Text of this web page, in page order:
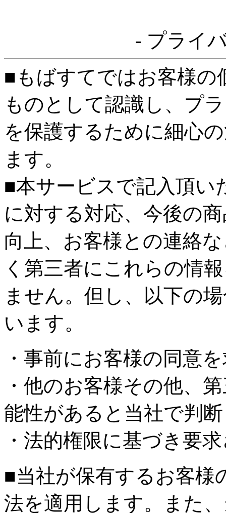
- プライ
■もばすてではお客様の
ものとして認識し、プ
を保護するために細心
ます。
■本サービスで記入頂い
に対する対応、今後の
向上、お客様との連絡
く第三者にこれらの情
ません。但し、以下の
います。
・事前にお客様の同意
・他のお客様その他、
能性があると当社で判
・法的権限に基づき要
■当社が保有するお客様
法を適用します。また